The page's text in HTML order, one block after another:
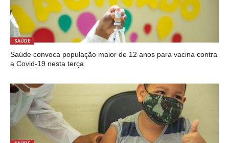
SAÚDE
Saúde convoca população maior de 12 anos para vacina contra
a Covid-19 nesta terça